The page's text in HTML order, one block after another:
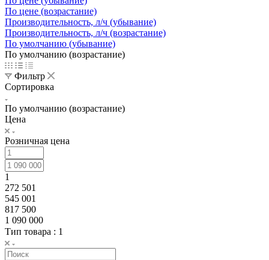
По цене (возрастание)
Производительность, л/ч (убывание)
Производительность, л/ч (возрастание)
По умолчанию (убывание)
По умолчанию (возрастание)
Фильтр
Сортировка
По умолчанию (возрастание)
Цена
Розничная цена
1
272 501
545 001
817 500
1 090 000
Тип товара : 1